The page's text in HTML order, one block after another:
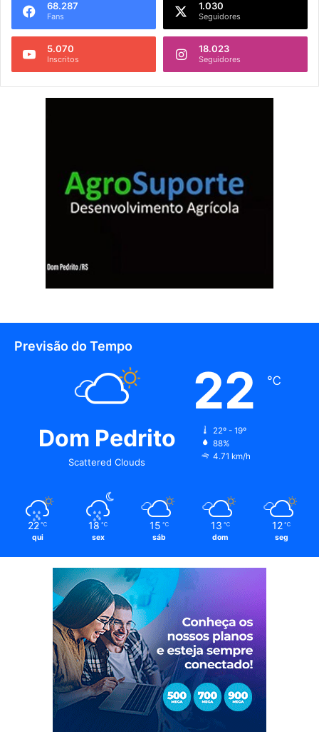
68.287
Fans
1.030
Seguidores
5.070
Inscritos
18.023
Seguidores
Previsão do Tempo
Dom Pedrito
Scattered Clouds
22 ℃
22º - 19º
88%
4.71 km/h
22 ℃
qui
18 ℃
sex
15 ℃
sáb
13 ℃
dom
12 ℃
seg